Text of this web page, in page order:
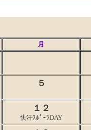
月
５
１２
快汗ｽﾎﾟｰﾂDAY